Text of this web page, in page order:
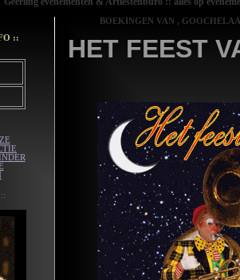
::
BOEKINGEN VAN ,
HET FEEST